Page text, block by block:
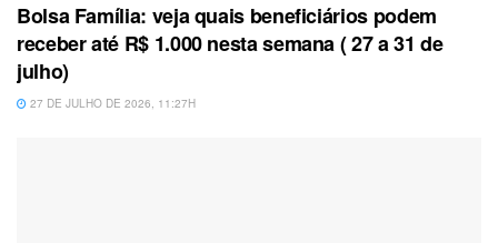
Bolsa Família: veja quais beneficiários podem
receber até R$ 1.000 nesta semana ( 27 a 31 de
julho)
27 DE JULHO DE 2026, 11:27H